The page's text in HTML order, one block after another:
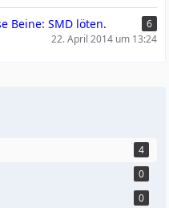
Beine: SMD löten.
6
22. April 2014 um 13:24
4
0
0